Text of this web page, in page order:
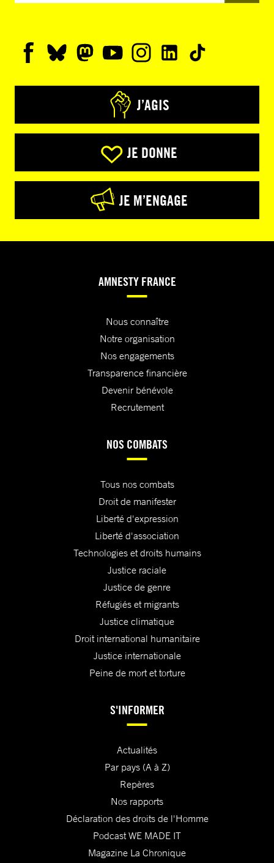
J’AGIS
JE DONNE
JE M’ENGAGE
AMNESTY FRANCE
Nous connaître
Notre organisation
Nos engagements
Transparence financière
Devenir bénévole
Recrutement
NOS COMBATS
Tous nos combats
Droit de manifester
Liberté d'expression
Liberté d'association
Technologies et droits humains
Justice raciale
Justice de genre
Réfugiés et migrants
Justice climatique
Droit international humanitaire
Justice internationale
Peine de mort et torture
S'INFORMER
Actualités
Par pays (A à Z)
Repères
Nos rapports
Déclaration des droits de l'Homme
Podcast WE MADE IT
Magazine La Chronique